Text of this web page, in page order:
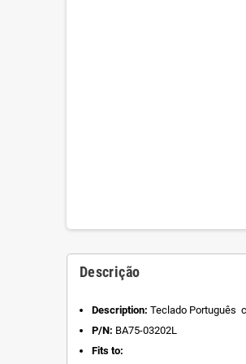
Descrição
Description: Teclado Português
P/N: BA75-03202L
Fits to: